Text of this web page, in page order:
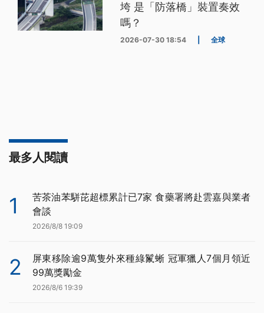
垮 是「防落橋」裝置奏效
嗎？
2026-07-30 18:54 全球
最多人閱讀
1
苦茶油苯駢芘超標累計已7家 食藥署將赴雲嘉與業者
會談
2026/8/8 19:09
2
屏東移除逾9萬隻外來種綠鬣蜥 冠軍獵人7個月領近
99萬獎勵金
2026/8/6 19:39